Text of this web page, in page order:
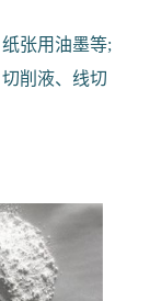
张用油墨等;
削液、线切